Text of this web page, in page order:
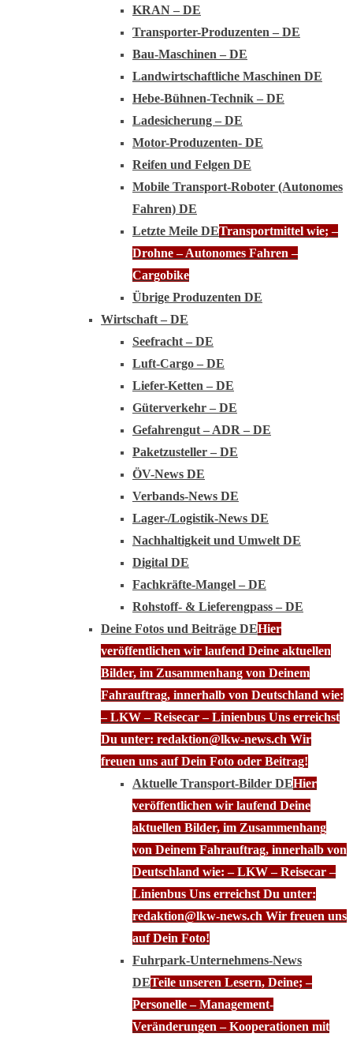
KRAN – DE
Transporter-Produzenten – DE
Bau-Maschinen – DE
Landwirtschaftliche Maschinen DE
Hebe-Bühnen-Technik – DE
Ladesicherung – DE
Motor-Produzenten- DE
Reifen und Felgen DE
Mobile Transport-Roboter (Autonomes
Fahren) DE
Letzte Meile DETransportmittel wie; –
Drohne – Autonomes Fahren –
Cargobike
Übrige Produzenten DE
Wirtschaft – DE
Seefracht – DE
Luft-Cargo – DE
Liefer-Ketten – DE
Güterverkehr – DE
Gefahrengut – ADR – DE
Paketzusteller – DE
ÖV-News DE
Verbands-News DE
Lager-/Logistik-News DE
Nachhaltigkeit und Umwelt DE
Digital DE
Fachkräfte-Mangel – DE
Rohstoff- & Lieferengpass – DE
Deine Fotos und Beiträge DEHier
veröffentlichen wir laufend Deine aktuellen
Bilder, im Zusammenhang von Deinem
Fahrauftrag, innerhalb von Deutschland wie:
– LKW – Reisecar – Linienbus Uns erreichst
Du unter: redaktion@lkw-news.ch Wir
freuen uns auf Dein Foto oder Beitrag!
Aktuelle Transport-Bilder DEHier
veröffentlichen wir laufend Deine
aktuellen Bilder, im Zusammenhang
von Deinem Fahrauftrag, innerhalb von
Deutschland wie: – LKW – Reisecar –
Linienbus Uns erreichst Du unter:
redaktion@lkw-news.ch Wir freuen uns
auf Dein Foto!
Fuhrpark-Unternehmens-News
DETeile unseren Lesern, Deine; –
Personelle – Management-
Veränderungen – Kooperationen mit